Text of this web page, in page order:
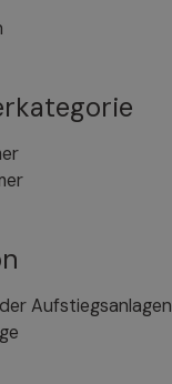
Aufstiegsanlagen